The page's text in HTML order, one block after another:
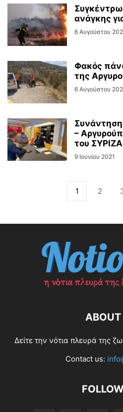
ανάγκης
6 Αυγούστου
Φακός
της
6 Αυγούστου
–
του
9 Ιουνίου 2021
1 2
ABOUT
Δείτε την νότια πλευρά της
Contact us: